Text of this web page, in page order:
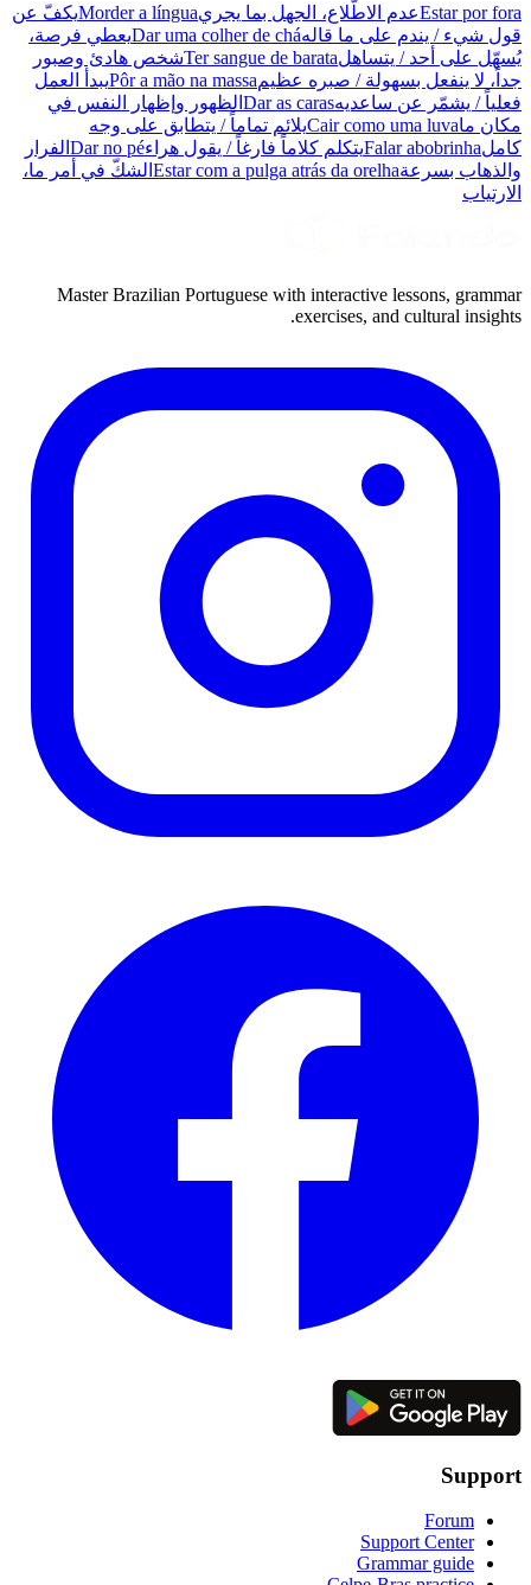
Estar por foraعدم الاطّلاع، الجهل بما يجريMorder a línguaيكفّ عن
قول شيء / يندم على ما قالهDar uma colher de cháيعطي فرصة،
يُسهّل على أحد / يتساهلTer sangue de barataشخص هادئ وصبور
جداً، لا ينفعل بسهولة / صبره عظيمPôr a mão na massaيبدأ العمل
فعلياً / يشمّر عن ساعديهDar as caras الظهور وإظهار النفس في
مكان ماCair como uma luvaيلائم تماماً / يتطابق على وجه
كاملFalar abobrinhaيتكلم كلاماً فارغاً / يقول هراءDar no pé الفرار
والذهاب بسرعةEstar com a pulga atrás da orelha الشكّ في أمر ما،
الارتياب
Master Brazilian Portuguese with interactive lessons, grammar
exercises, and cultural insights.
Support
Forum
Support Center
Grammar guide